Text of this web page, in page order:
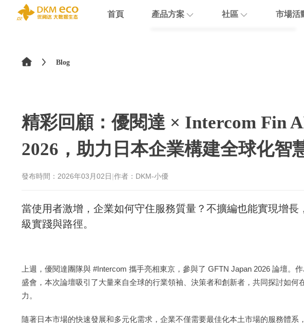
首頁 產品方案 社區 市場活
Nextcloud
Intercom
简体中文 Blog
精彩回顧：優閱達 × Intercom Fin
2026，助力日本企業構建全球化智
發布時間： 2026年03月02日 |作者：DKM-小優
當使用者激增，企業如何守住服務質量？不擴編也能實現增
級實踐與路徑。
上週，優閱達團隊與 #Intercom 攜手亮相東京，參與了 GFTN Japan 2026 論壇。
盛會，本次論壇吸引了大量來自全球的行業領袖、決策者和創新者，共同探討如何
力。
隨著日本市場的快速發展和多元化需求，企業不僅需要最佳化本土市場的服務體